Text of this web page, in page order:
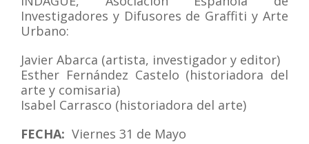
Investigadores y Difusores de Graffiti y Arte
Urbano:
Javier Abarca (artista, investigador y editor)
Esther Fernández Castelo (historiadora del
arte y comisaria)
Isabel Carrasco (historiadora del arte)
FECHA: Viernes 31 de Mayo